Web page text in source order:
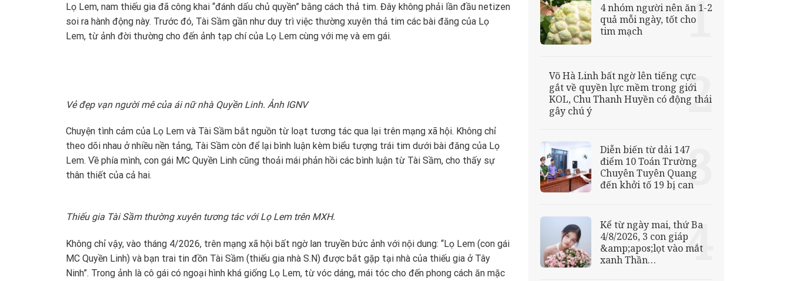
Lọ Lem, nam thiếu gia đã công khai “đánh dấu chủ quyền” bằng cách thả tim. Đây không phải lần đầu netizen
soi ra hành động này. Trước đó, Tài Sầm gần như duy trì việc thường xuyên thả tim các bài đăng của Lọ
Lem, từ ảnh đời thường cho đến ảnh tạp chí của Lọ Lem cùng với mẹ và em gái.
Vẻ đẹp vạn người mê của ái nữ nhà Quyền Linh. Ảnh IGNV
Chuyện tình cảm của Lọ Lem và Tài Sầm bắt nguồn từ loạt tương tác qua lại trên mạng xã hội. Không chỉ
theo dõi nhau ở nhiều nền tảng, Tài Sầm còn để lại bình luận kèm biểu tượng trái tim dưới bài đăng của Lọ
Lem. Về phía mình, con gái MC Quyền Linh cũng thoải mái phản hồi các bình luận từ Tài Sầm, cho thấy sự
thân thiết của cả hai.
Thiếu gia Tài Sầm thường xuyên tương tác với Lọ Lem trên MXH.
Không chỉ vậy, vào tháng 4/2026, trên mạng xã hội bất ngờ lan truyền bức ảnh với nội dung: “Lọ Lem (con gái
MC Quyền Linh) và bạn trai tin đồn Tài Sầm (thiếu gia nhà S.N) được bắt gặp tại nhà của thiếu gia ở Tây
Ninh”. Trong ảnh là cô gái có ngoại hình khá giống Lọ Lem, từ vóc dáng, mái tóc cho đến phong cách ăn mặc
4 nhóm người nên ăn 1-2
quả mỗi ngày, tốt cho
tim mạch
Võ Hà Linh bất ngờ lên tiếng cực
gắt về quyền lực mềm trong giới
KOL, Chu Thanh Huyền có động thái
gây chú ý
Diễn biến từ dải 147
điểm 10 Toán Trường
Chuyên Tuyên Quang
đến khởi tố 19 bị can
Kể từ ngày mai, thứ Ba
4/8/2026, 3 con giáp
&amp;apos;lọt vào mắt
xanh Thần